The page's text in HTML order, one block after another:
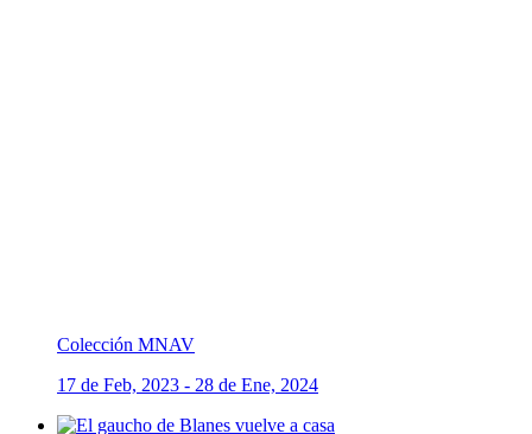
Colección MNAV
17 de Feb, 2023 - 28 de Ene, 2024